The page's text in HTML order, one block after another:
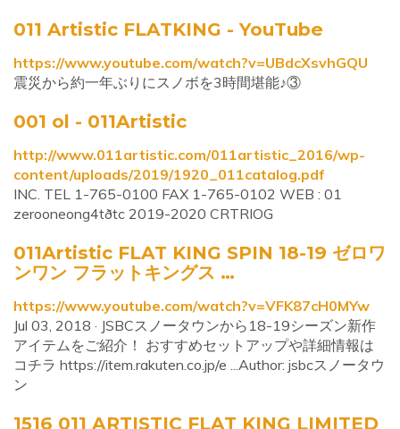
011 Artistic FLATKING - YouTube
https://www.youtube.com/watch?v=UBdcXsvhGQU
震災から約一年ぶりにスノボを3時間堪能♪③
001 ol - 011Artistic
http://www.011artistic.com/011artistic_2016/wp-
content/uploads/2019/1920_011catalog.pdf
INC. TEL 1-765-0100 FAX 1-765-0102 WEB : 01
zerooneong4tðtc 2019-2020 CRTRIOG
011Artistic FLAT KING SPIN 18-19 ゼロワ
ンワン フラットキングス …
https://www.youtube.com/watch?v=VFK87cH0MYw
Jul 03, 2018 · JSBCスノータウンから18-19シーズン新作
アイテムをご紹介！ おすすめセットアップや詳細情報は
コチラ https://item.rakuten.co.jp/e ...Author: jsbcスノータウ
ン
1516 011 ARTISTIC FLAT KING LIMITED